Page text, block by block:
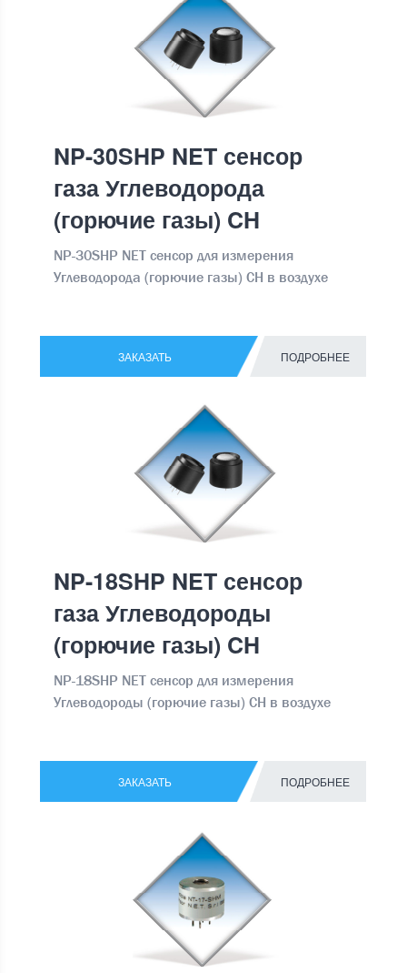
NP-30SHP NET сенсор
газа Углеводорода
(горючие газы) CH
NP-30SHP NET сенсор для измерения
Углеводорода (горючие газы) CH в воздухе
ЗАКАЗАТЬ ПОДРОБНЕЕ
NP-18SHP NET сенсор
газа Углеводороды
(горючие газы) CH
NP-18SHP NET сенсор для измерения
Углеводороды (горючие газы) CH в воздухе
ЗАКАЗАТЬ ПОДРОБНЕЕ